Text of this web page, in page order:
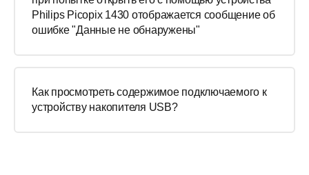
Philips Picopix 1430 отображается сообщение об
ошибке "Данные не обнаружены"
Как просмотреть содержимое подключаемого к
устройству накопителя USB?